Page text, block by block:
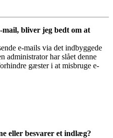
bliver jeg bedt om at
e-mails via det indbyggede
administrator har slået denne
gæster i at misbruge e-
eller besvarer et indlæg?